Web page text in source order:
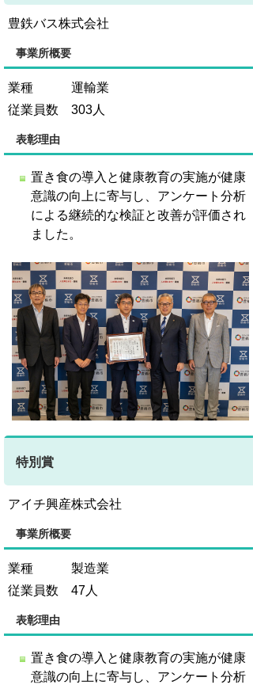
豊鉄バス株式会社
事業所概要
業種 運輸業
従業員数 303人
表彰理由
置き食の導入と健康教育の実施が健康
意識の向上に寄与し、アンケート分析
による継続的な検証と改善が評価され
ました。
特別賞
アイチ興産株式会社
事業所概要
業種 製造業
従業員数 47人
表彰理由
置き食の導入と健康教育の実施が健康
意識の向上に寄与し、アンケート分析